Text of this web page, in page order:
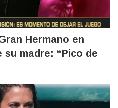
Hermano en
su madre: “Pico de